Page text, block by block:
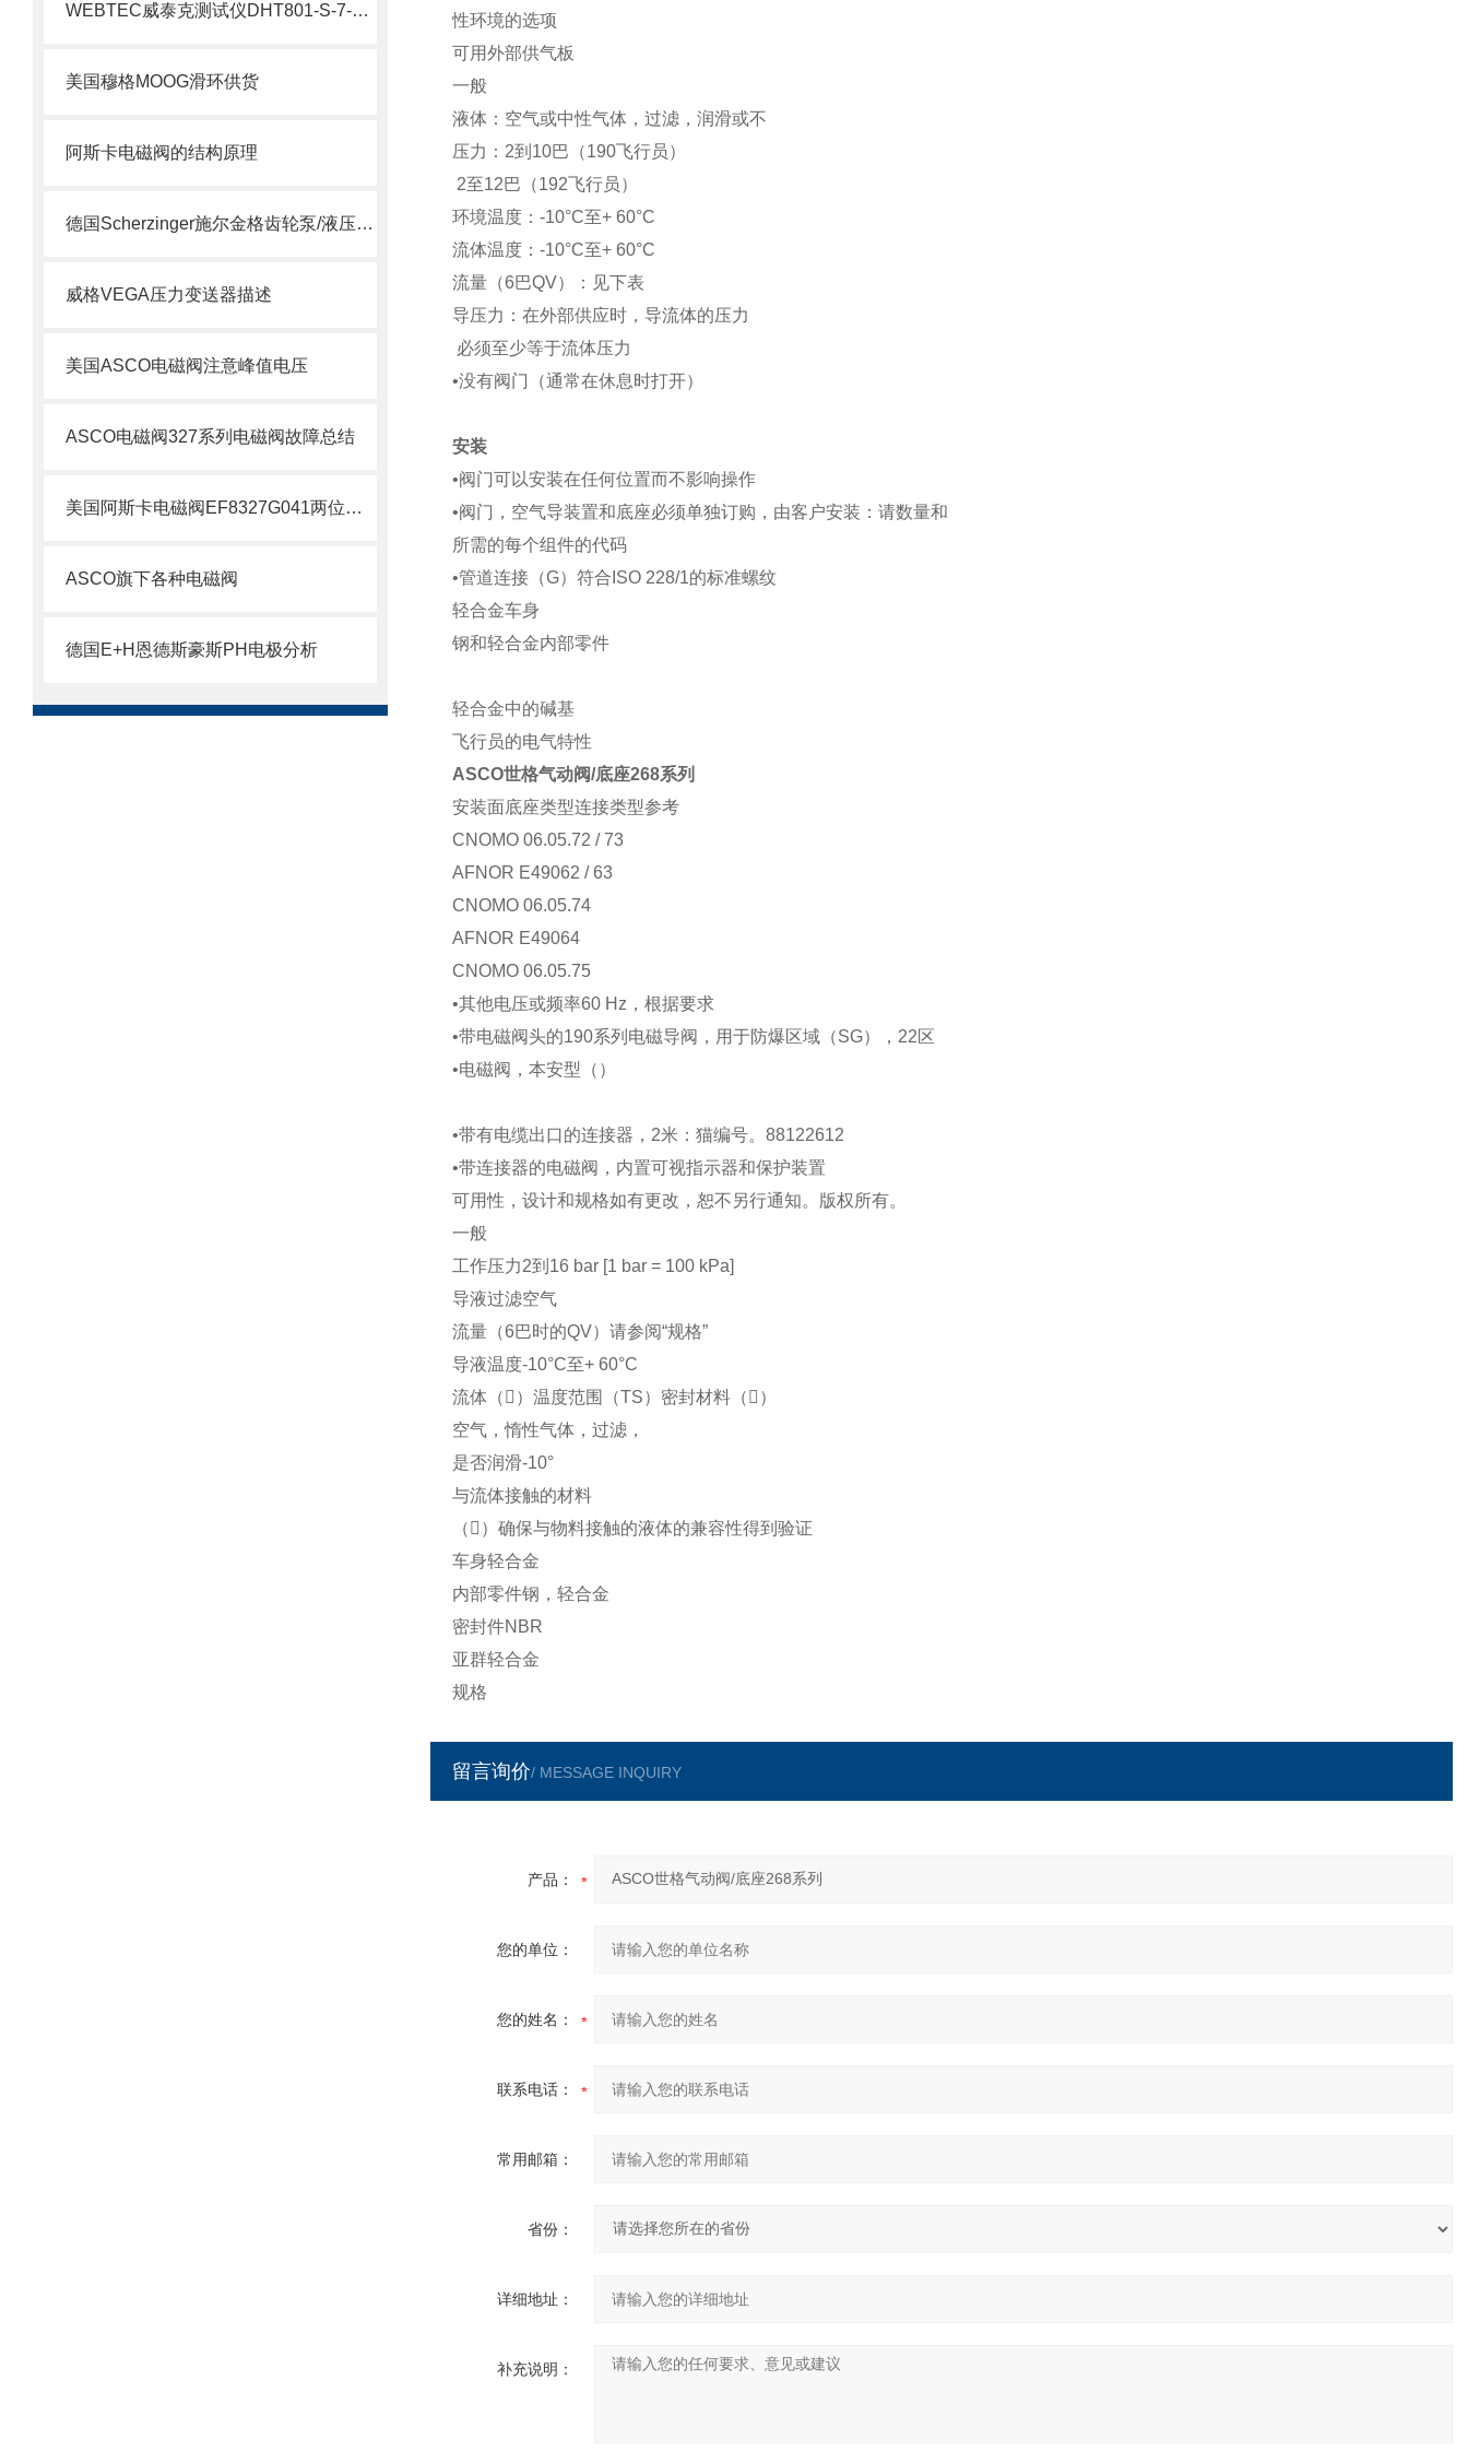
WEBTEC威泰克测试仪DHT801-S-7-L介绍
美国穆格MOOG滑环供货
阿斯卡电磁阀的结构原理
德国Scherzinger施尔金格齿轮泵/液压泵供应说明
威格VEGA压力变送器描述
美国ASCO电磁阀注意峰值电压
ASCO电磁阀327系列电磁阀故障总结
美国阿斯卡电磁阀EF8327G041两位四通技术
ASCO旗下各种电磁阀
德国E+H恩德斯豪斯PH电极分析
性环境的选项
可用外部供气板
一般
液体：空气或中性气体，过滤，润滑或不
压力：2到10巴（190飞行员）
2至12巴（192飞行员）
环境温度：-10°C至+ 60°C
流体温度：-10°C至+ 60°C
流量（6巴QV）：见下表
导压力：在外部供应时，导流体的压力
必须至少等于流体压力
•没有阀门（通常在休息时打开）
安装
•阀门可以安装在任何位置而不影响操作
•阀门，空气导装置和底座必须单独订购，由客户安装：请数量和
所需的每个组件的代码
•管道连接（G）符合ISO 228/1的标准螺纹
轻合金车身
钢和轻合金内部零件
轻合金中的碱基
飞行员的电气特性
ASCO世格气动阀/底座268系列
安装面底座类型连接类型参考
CNOMO 06.05.72 / 73
AFNOR E49062 / 63
CNOMO 06.05.74
AFNOR E49064
CNOMO 06.05.75
•其他电压或频率60 Hz，根据要求
•带电磁阀头的190系列电磁导阀，用于防爆区域（SG），22区
•电磁阀，本安型（）
•带有电缆出口的连接器，2米：猫编号。88122612
•带连接器的电磁阀，内置可视指示器和保护装置
可用性，设计和规格如有更改，恕不另行通知。版权所有。
一般
工作压力2到16 bar [1 bar = 100 kPa]
导液过滤空气
流量（6巴时的QV）请参阅“规格”
导液温度-10°C至+ 60°C
流体（）温度范围（TS）密封材料（）
空气，惰性气体，过滤，
是否润滑-10°
与流体接触的材料
（）确保与物料接触的液体的兼容性得到验证
车身轻合金
内部零件钢，轻合金
密封件NBR
亚群轻合金
规格
留言询价/ MESSAGE INQUIRY
产品：
您的单位：
您的姓名：
联系电话：
常用邮箱：
省份：
详细地址：
补充说明：